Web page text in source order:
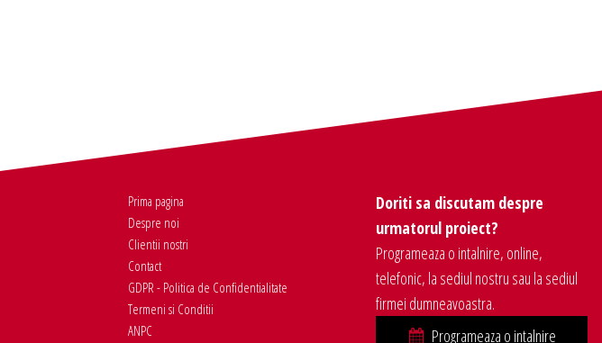
Prima pagina
Despre noi
Clientii nostri
Contact
GDPR - Politica de Confidentialitate
Termeni si Conditii
ANPC
Doriti sa discutam despre
urmatorul proiect?
Programeaza o intalnire, online,
telefonic, la sediul nostru sau la sediul
firmei dumneavoastra.
Programeaza o intalnire